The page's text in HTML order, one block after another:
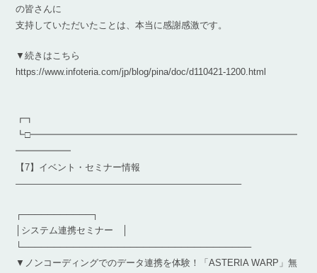
の皆さんに
支持していただいたことは、本当に感謝感激です。
▼続きはこちら
https://www.infoteria.com/jp/blog/pina/doc/d110421-1200.html
┏┓
┗□━━━━━━━━━━━━━━━━━━━━━━━━━━━━━
━━━━━━
【7】イベント・セミナー情報
————————————————————————–
┌───────────┐
│システム連携セミナー │
└────────────────────────────────────
▼ノンコーディングでのデータ連携を体験！「ASTERIA WARP」無